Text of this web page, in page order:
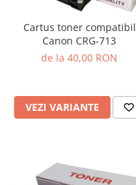
Cartus toner compatibil
Canon CRG-713
de la 40,00 RON
VEZI VARIANTE